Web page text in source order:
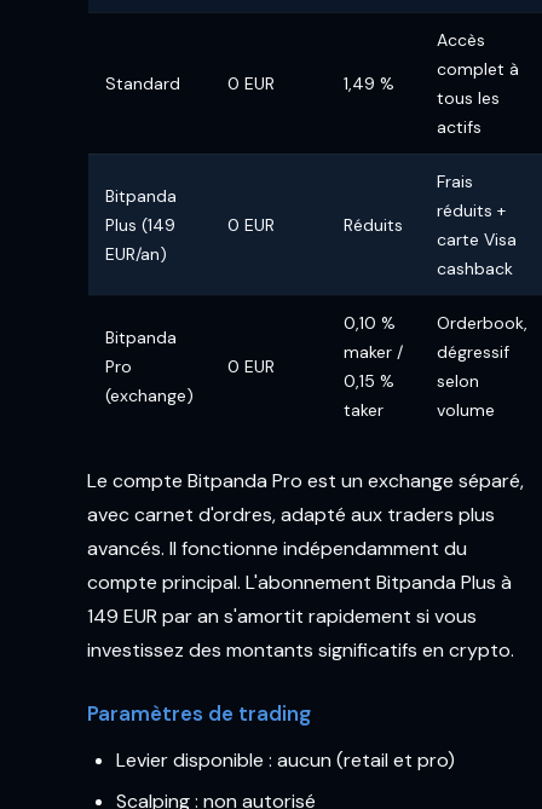
Standard 0 EUR 1,49 %
Accès
complet à
tous les
actifs
Bitpanda
Plus (149
EUR/an)
0 EUR Réduits
Frais
réduits +
carte Visa
cashback
Bitpanda
Pro
(exchange)
0 EUR
0,10 %
maker /
0,15 %
taker
Orderbook,
dégressif
selon
volume
Le compte Bitpanda Pro est un exchange séparé,
avec carnet d'ordres, adapté aux traders plus
avancés. Il fonctionne indépendamment du
compte principal. L'abonnement Bitpanda Plus à
149 EUR par an s'amortit rapidement si vous
investissez des montants significatifs en crypto.
Paramètres de trading
Levier disponible : aucun (retail et pro)
Scalping : non autorisé